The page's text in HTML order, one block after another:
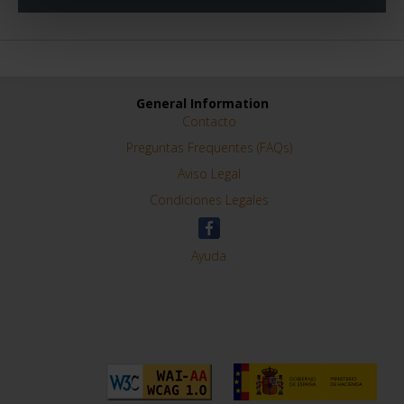
General Information
Contacto
Preguntas Frequentes (FAQs)
Aviso Legal
Condiciones Legales
Ayuda